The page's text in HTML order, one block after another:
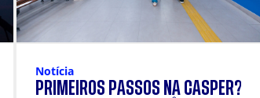
Notícia
PRIMEIROS PASSOS NA CÁSPER?